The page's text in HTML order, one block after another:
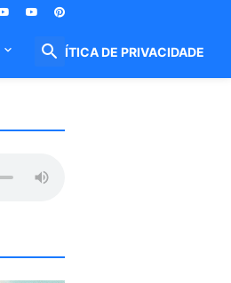
POLÍTICA DE PRIVACIDADE